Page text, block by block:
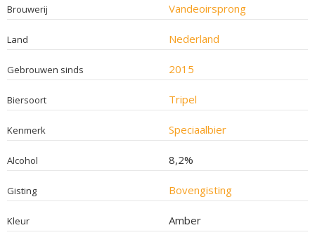
Brouwerij Vandeoirsprong
Land Nederland
Gebrouwen sinds 2015
Biersoort Tripel
Kenmerk Speciaalbier
Alcohol 8,2%
Gisting Bovengisting
Kleur Amber